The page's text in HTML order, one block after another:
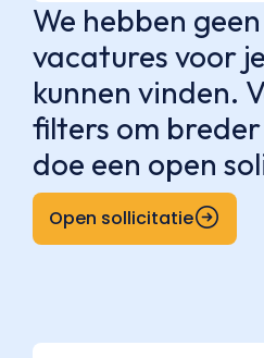
We hebben
vacatures voor
kunnen vinden.
filters om
doe een open
Open sollicitatie